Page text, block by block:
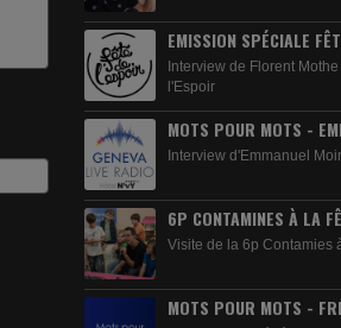
EMISSION SPÉCIALE
Interview de Florent
l'Espoir
MOTS POUR MOTS -
Interview d'Emmanuel
6P CONTAMINES À LA
Visite de la 6p Contamies
MOTS POUR MOTS -